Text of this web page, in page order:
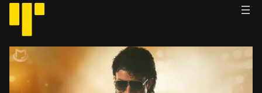
Hopp
innhold